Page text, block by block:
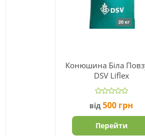
Конюшина Біла
DSV Liflex
від500 грн
Перейти